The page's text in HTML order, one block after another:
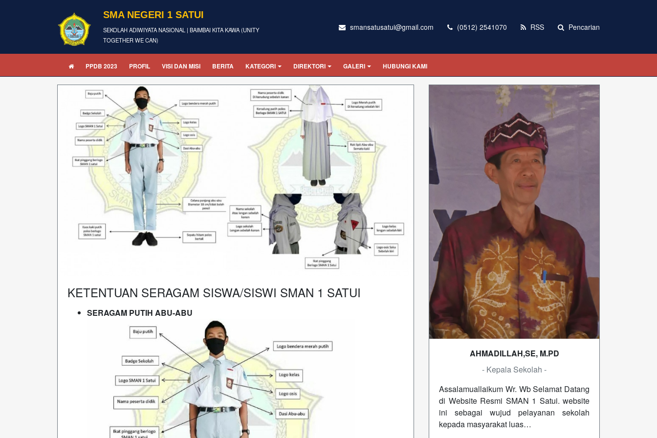
SMA NEGERI 1 SATUI
SEKOLAH ADIWIYATA NASIONAL | BAIMBAI KITA KAWA (UNITY
TOGETHER WE CAN)
smansatusatui@gmail.com (0512) 2541070 RSS Pencarian
PPDB 2023 PROFIL VISI DAN MISI BERITA KATEGORI DIREKTORI GALERI HUBUNGI KAMI
KETENTUAN SERAGAM SISWA/SISWI SMAN 1 SATUI
SERAGAM PUTIH ABU-ABU
AHMADILLAH,SE, M.PD
- Kepala Sekolah -
Assalamuallaikum Wr. Wb Selamat Datang
di Website Resmi SMAN 1 Satui. website
ini sebagai wujud pelayanan sekolah
kepada masyarakat luas…